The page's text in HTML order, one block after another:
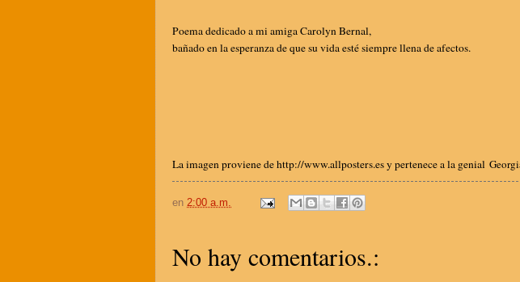
Poema dedicado a mi amiga Carolyn Bernal,
bañado en la esperanza de que su vida esté siempre llena de afectos.
La imagen proviene de http://www.allposters.es y pertenece a la genial
en 2:00 a.m.
No hay comentarios.: